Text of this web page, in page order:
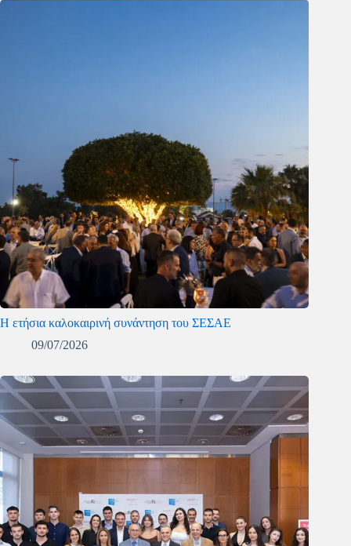
Η ετήσια καλοκαιρινή συνάντηση του ΣΕΣΑΕ
09/07/2026